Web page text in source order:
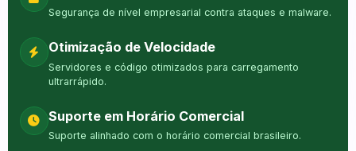
Segurança de nível empresarial contra ataques e malware.
Otimização de Velocidade
Servidores e código otimizados para carregamento
ultrarrápido.
Suporte em Horário Comercial
Suporte alinhado com o horário comercial brasileiro.